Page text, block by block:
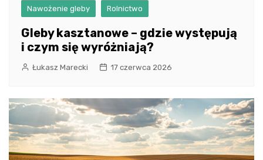
Nawożenie gleby Rolnictwo
Gleby kasztanowe – gdzie występują
i czym się wyróżniają?
Łukasz Marecki 17 czerwca 2026